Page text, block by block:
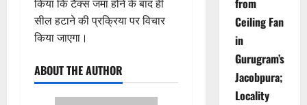
किया कि टैक्स जमा होने के बाद ही
सील हटाने की प्रक्रिया पर विचार
किया जाएगा।
ABOUT THE AUTHOR
from
Ceiling Fan
in
Gurugram’s
Jacobpura;
Locality